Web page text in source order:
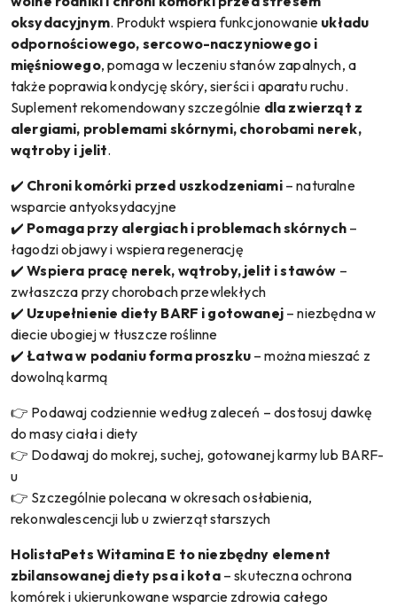
oksydacyjnym. Produkt wspiera funkcjonowanie układu
odpornościowego, sercowo-naczyniowego i
mięśniowego, pomaga w leczeniu stanów zapalnych, a
także poprawia kondycję skóry, sierści i aparatu ruchu.
Suplement rekomendowany szczególnie dla zwierząt z
alergiami, problemami skórnymi, chorobami nerek,
wątroby i jelit.
✔️ Chroni komórki przed uszkodzeniami– naturalne
wsparcie antyoksydacyjne
✔️ Pomaga przy alergiach i problemach skórnych –
łagodzi objawy i wspiera regenerację
✔️Wspiera pracę nerek, wątroby, jelit i stawów –
zwłaszcza przy chorobach przewlekłych
✔️ Uzupełnienie diety BARF i gotowanej– niezbędna w
diecie ubogiej w tłuszcze roślinne
✔️Łatwa w podaniu forma proszku– można mieszać z
dowolną karmą
👉 Podawaj codziennie według zaleceń – dostosuj dawkę
do masy ciała i diety
👉 Dodawaj do mokrej, suchej, gotowanej karmy lub BARF-
u
👉 Szczególnie polecana w okresach osłabienia,
rekonwalescencji lub u zwierząt starszych
HolistaPets Witamina E to niezbędny element
zbilansowanej diety psa i kota– skuteczna ochrona
komórek i ukierunkowane wsparcie zdrowia całego